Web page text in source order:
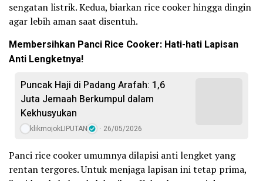
sengatan listrik. Kedua, biarkan rice cooker hingga dingin
agar lebih aman saat disentuh.
Membersihkan Panci Rice Cooker: Hati-hati Lapisan
Anti Lengketnya!
Puncak Haji di Padang Arafah: 1,6
Juta Jemaah Berkumpul dalam
Kekhusyukan
klikmojokLIPUTAN 26/05/2026
Panci rice cooker umumnya dilapisi anti lengket yang
rentan tergores. Untuk menjaga lapisan ini tetap prima,